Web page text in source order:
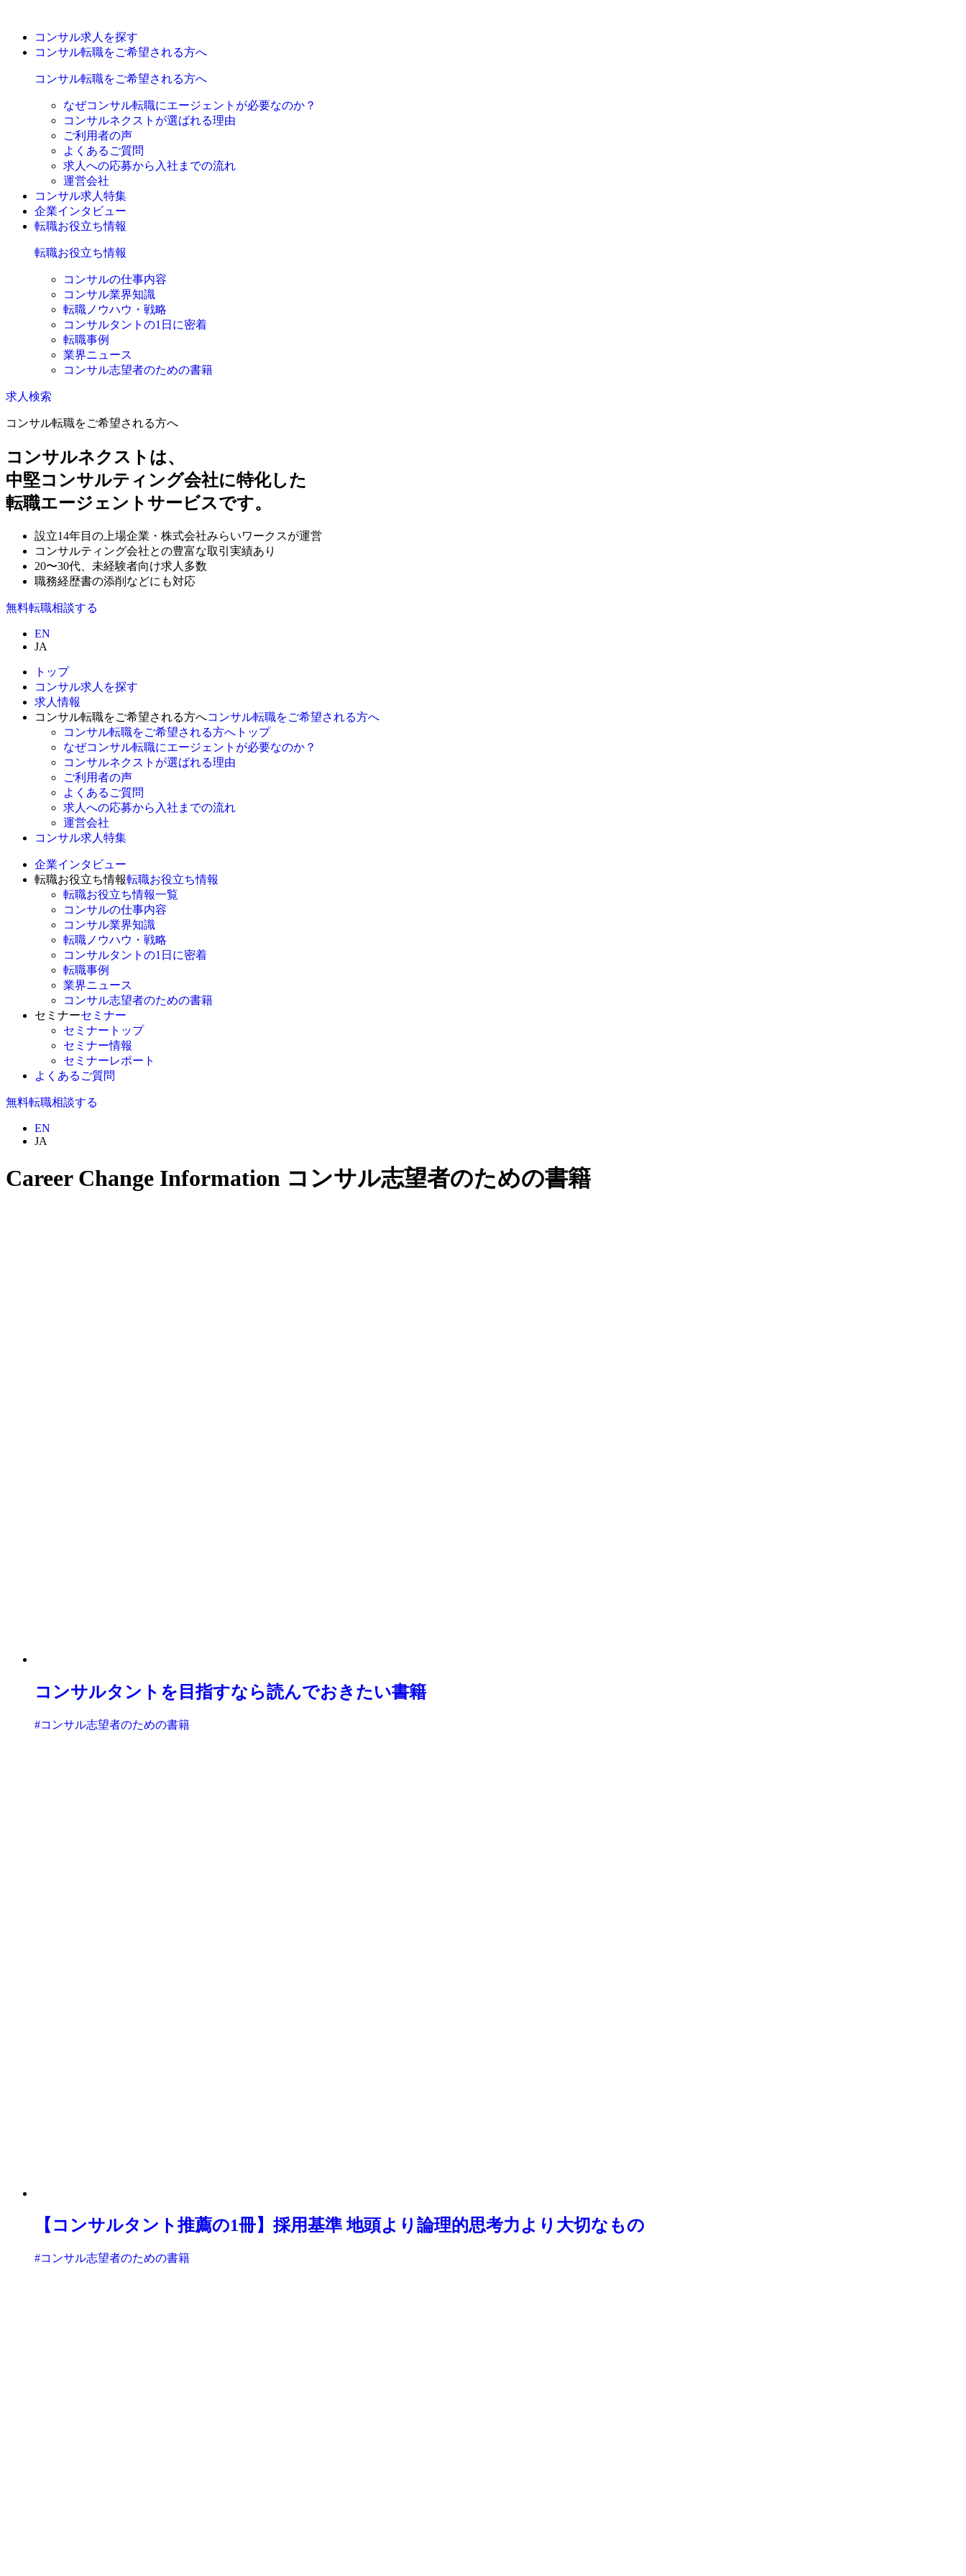
コンサル求人を探す
コンサル転職をご希望される方へ
コンサル転職をご希望される方へ
なぜコンサル転職にエージェントが必要なのか？
コンサルネクストが選ばれる理由
ご利用者の声
よくあるご質問
求人への応募から入社までの流れ
運営会社
コンサル求人特集
企業インタビュー
転職お役立ち情報
転職お役立ち情報
コンサルの仕事内容
コンサル業界知識
転職ノウハウ・戦略
コンサルタントの1日に密着
転職事例
業界ニュース
コンサル志望者のための書籍
求人検索
コンサル転職をご希望される方へ
コンサルネクストは、
中堅コンサルティング会社に特化した
転職エージェントサービスです。
設立14年目の上場企業・株式会社みらいワークスが運営
コンサルティング会社との豊富な取引実績あり
20〜30代、未経験者向け求人多数
職務経歴書の添削などにも対応
無料転職相談する
EN
JA
トップ
コンサル求人を探す
求人情報
コンサル転職をご希望される方へコンサル転職をご希望される方へ
コンサル転職をご希望される方へトップ
なぜコンサル転職にエージェントが必要なのか？
コンサルネクストが選ばれる理由
ご利用者の声
よくあるご質問
求人への応募から入社までの流れ
運営会社
コンサル求人特集
企業インタビュー
転職お役立ち情報転職お役立ち情報
転職お役立ち情報一覧
コンサルの仕事内容
コンサル業界知識
転職ノウハウ・戦略
コンサルタントの1日に密着
転職事例
業界ニュース
コンサル志望者のための書籍
セミナーセミナー
セミナートップ
セミナー情報
セミナーレポート
よくあるご質問
無料転職相談する
EN
JA
Career Change Information コンサル志望者のための書籍
コンサルタントを目指すなら読んでおきたい書籍
#コンサル志望者のための書籍
【コンサルタント推薦の1冊】採用基準 地頭より論理的思考力より大切なもの
#コンサル志望者のための書籍